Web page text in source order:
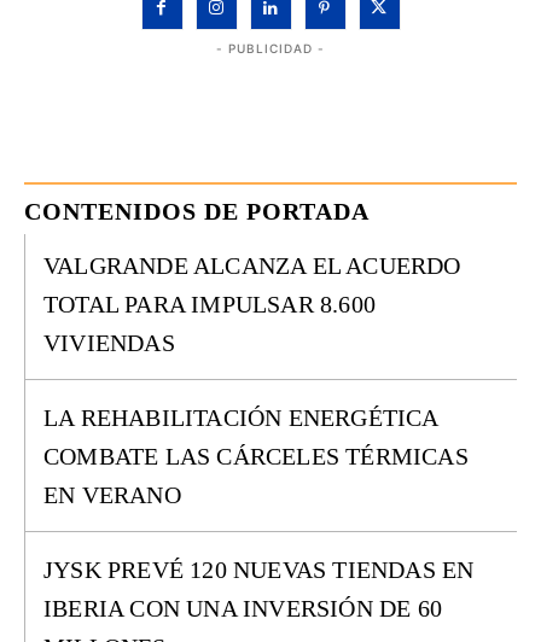
- PUBLICIDAD -
CONTENIDOS DE PORTADA
VALGRANDE ALCANZA EL ACUERDO
TOTAL PARA IMPULSAR 8.600
VIVIENDAS
LA REHABILITACIÓN ENERGÉTICA
COMBATE LAS CÁRCELES TÉRMICAS
EN VERANO
JYSK PREVÉ 120 NUEVAS TIENDAS EN
IBERIA CON UNA INVERSIÓN DE 60